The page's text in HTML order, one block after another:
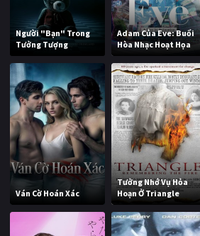
Người "Bạn" Trong
Tưởng Tượng
Adam Của Eve: Buổi
Hòa Nhạc Hoạt Họa
Ván Cờ Hoán Xác
Tưởng Nhớ Vụ Hỏa
Hoạn Ở Triangle